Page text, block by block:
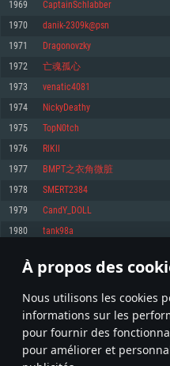
À propos des
Nous utilisons les cookies
informations sur les
pour fournir des
pour améliorer et
Processeur: Dual-Core 2.2 GHz
Mémoire: 4 GB
Carte graphique supportant DirectX
GeForce GTX 660. La résolution
Connection: Connexion Internet à
Disque dur: 23.1 Go (client minimal)
Recommandée
1060 et plus, Radeon RX 570 et plus.
Disque dur: 75.9 Go (client complet)
Processeur: Core i5, minimum
pas supportés)
Mémoire: 6 GB
Carte graphique: Intel Iris Pro 5200
résolution minimale supportée par
Connection: Connexion Internet à
Disque dur: 62,2 Go (client minimal)
Recommandée
OS: Mac OS Big Sur 11.0 ou plus
Processeur: Core i7 (Les
Mémoire: 8 GB
Carte graphique: Radeon Vega II ou
Disque dur: 62,2 Go (client complet)
Processeur: Dual-Core 2.4 GHz
Mémoire: 4 GB
Carte graphique: NVIDIA 660 avec
de même pour AMD (La résolution
720p)
Connection: Connexion Internet à
Disque dur: 62,2 Go (client minimal)
Recommandée
OS: Ubuntu 20.04 64bit
Processeur: Intel Core i7
Mémoire: 8 GB
Carte graphique: NVIDIA 1060 avec
6 mois et supportant Vulkan
Connection: Connexion Internet à
Disque dur: 60,2 Go (client complet)
1969 CaptainSchlabber
1970 danik-2309k@psn
1971 Dragonovzky
1972 亡魂孤心
1973 venatic4081
1974 NickyDeathy
1975 TopN0tch
1976 RlKll
1977 BMPT之衣角微脏
1978 SMERT2384
1979 CandY_DOLL
1980 tank98a
* Classement mis à jour
98 99